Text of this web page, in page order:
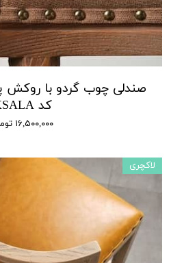
کد XSALA
۱۶,۵۰۰,۰۰۰ تومان
لاکچری